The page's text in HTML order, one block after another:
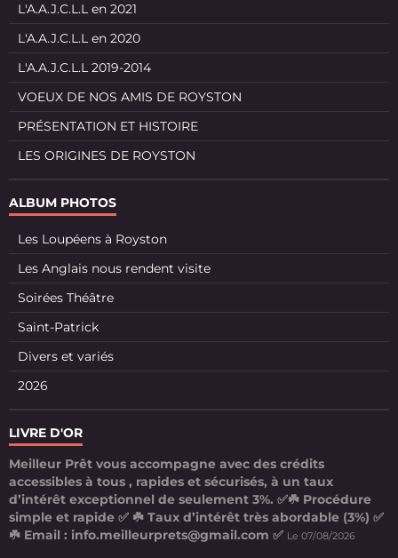
L'A.A.J.C.L.L en 2021
L'A.A.J.C.L.L en 2020
L'A.A.J.C.L.L 2019-2014
VOEUX DE NOS AMIS DE ROYSTON
PRÉSENTATION ET HISTOIRE
LES ORIGINES DE ROYSTON
ALBUM PHOTOS
Les Loupéens à Royston
Les Anglais nous rendent visite
Soirées Théâtre
Saint-Patrick
Divers et variés
2026
LIVRE D'OR
Meilleur Prêt vous accompagne avec des crédits
accessibles à tous , rapides et sécurisés, à un taux
d’intérêt exceptionnel de seulement 3%. ✅☘️ Procédure
simple et rapide ✅ ☘️ Taux d’intérêt très abordable (3%) ✅
☘️ Email : info.meilleurprets@gmail.com ✅ Le 07/08/2026